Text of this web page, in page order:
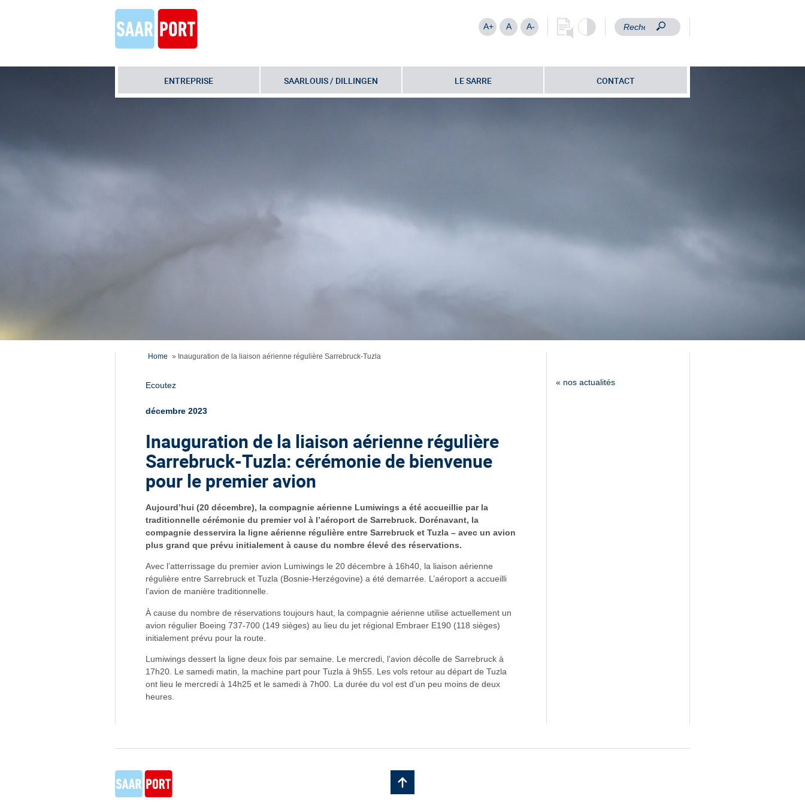
A+ A A-
ENTREPRISE SAARLOUIS / DILLINGEN LE SARRE CONTACT
Home » Inauguration de la liaison aérienne régulière Sarrebruck-Tuzla
Ecoutez
décembre 2023
Inauguration de la liaison aérienne régulière
Sarrebruck-Tuzla: cérémonie de bienvenue
pour le premier avion
Aujourd’hui (20 décembre), la compagnie aérienne Lumiwings a été accueillie par la
traditionnelle cérémonie du premier vol à l’aéroport de Sarrebruck. Dorénavant, la
compagnie desservira la ligne aérienne régulière entre Sarrebruck et Tuzla – avec un avion
plus grand que prévu initialement à cause du nombre élevé des réservations.
Avec l’atterrissage du premier avion Lumiwings le 20 décembre à 16h40, la liaison aérienne
régulière entre Sarrebruck et Tuzla (Bosnie-Herzégovine) a été demarrée. L’aéroport a accueilli
l’avion de manière traditionnelle.
À cause du nombre de réservations toujours haut, la compagnie aérienne utilise actuellement un
avion régulier Boeing 737-700 (149 sièges) au lieu du jet régional Embraer E190 (118 sièges)
initialement prévu pour la route.
Lumiwings dessert la ligne deux fois par semaine. Le mercredi, l’avion décolle de Sarrebruck à
17h20. Le samedi matin, la machine part pour Tuzla à 9h55. Les vols retour au départ de Tuzla
ont lieu le mercredi à 14h25 et le samedi à 7h00. La durée du vol est d’un peu moins de deux
heures.
« nos actualités